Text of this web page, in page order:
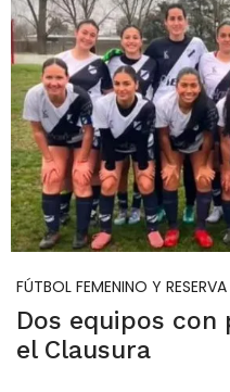
FÚTBOL FEMENINO Y RESERVA
Dos equipos
el Clausura